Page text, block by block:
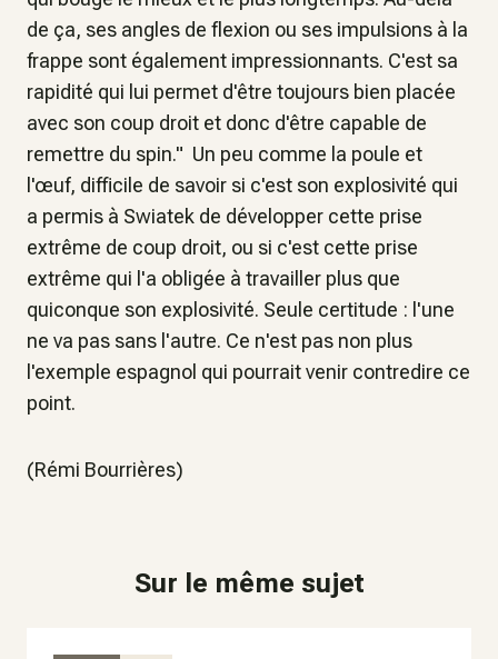
de ça, ses angles de flexion ou ses impulsions à la
frappe sont également impressionnants. C'est sa
rapidité qui lui permet d'être toujours bien placée
avec son coup droit et donc d'être capable de
remettre du spin." Un peu comme la poule et
l'œuf, difficile de savoir si c'est son explosivité qui
a permis à Swiatek de développer cette prise
extrême de coup droit, ou si c'est cette prise
extrême qui l'a obligée à travailler plus que
quiconque son explosivité. Seule certitude : l'une
ne va pas sans l'autre. Ce n'est pas non plus
l'exemple espagnol qui pourrait venir contredire ce
point.
(Rémi Bourrières)
Sur le même sujet